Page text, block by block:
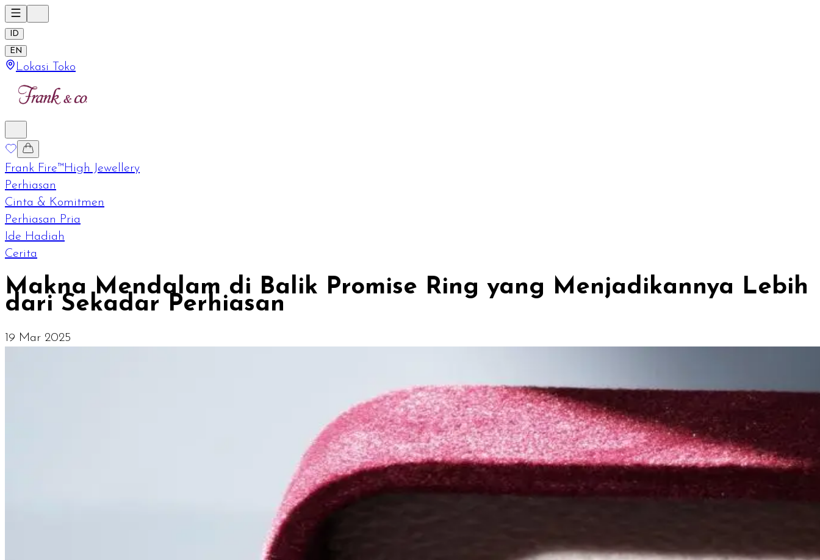
ID
EN
Lokasi Toko
Frank Fire™High Jewellery
Perhiasan
Cinta & Komitmen
Perhiasan Pria
Ide Hadiah
Cerita
Makna Mendalam di Balik Promise Ring yang Menjadikannya Lebih
dari Sekadar Perhiasan
19 Mar 2025